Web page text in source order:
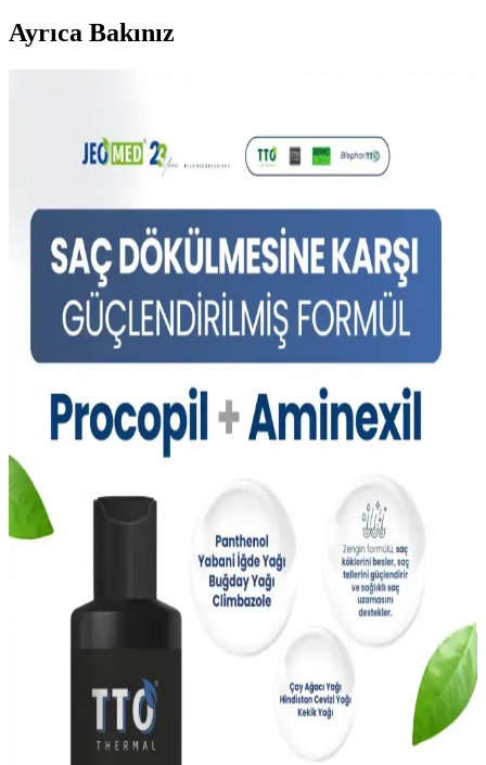
Ayrıca Bakınız
Saç sağlığını koruyan şampuanlar, doğal içeriklerle saç derisini
Doğru seçim ve düzenli kullanım önemli.
Güçlü Biotin Takviyeleri ile Saç ve Cilt Sağlığını
Destekleme Rehberi
Yüksek biotin içeren takviyeler, saç dökülmesini önler, saçları
güçlendirir ve cilt elastikiyetini artırır. Düzenli kullanım ve uzman
önerisiyle en iyi sonuçlar elde edilir.
Saç Sağlığını Güçlendiren Biotin ve Kafein İçeren
Spreyler Hakkında Detaylı Bilgi
Biotin ve kafein içeren saç spreyleri, saç dökülmesini önler ve
saçların sağlıklı, kalın görünmesine yardımcı olur. Düzenli
kullanımda etkili sonuçlar sağlar.
Saç Hacmini Artıran Şampuanlar: Etkili ve
Güvenilir Çözüm Seçenekleri
Saç hacmini artıran şampuanlar, güçlendirici ve besleyici içeriklerle
saç köklerini destekler, düzenli kullanımda doğal dolgunluk sağlar.
Saç Sağlığını Güçlendiren Şampuanlar: İçerik ve
Etki Analizi
Saç sağlığını koruyan ve güçlendiren şampuanların temel içerikleri,
etkileri ve kullanım önerileri hakkında detaylı bilgi içerir.